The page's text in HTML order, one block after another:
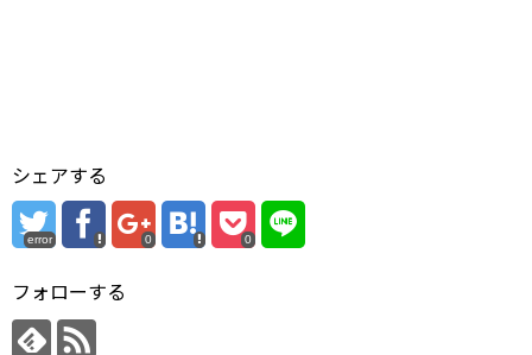
シェアする
error 0 0
フォローする